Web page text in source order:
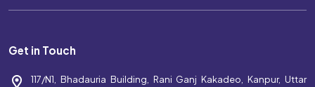
Get in Touch
117/N1, Bhadauria Building, Rani Ganj Kakadeo, Kanpur, Uttar